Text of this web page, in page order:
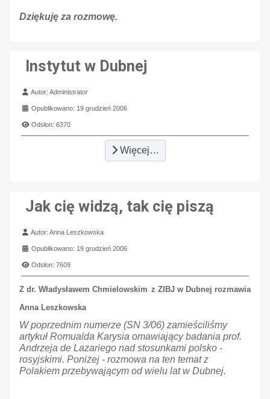
Dziękuję za rozmowę.
Instytut w Dubnej
Szczegóły
Autor:Administrator
Opublikowano: 19 grudzień 2006
Odsłon: 6370
Więcej…
Jak cię widzą, tak cię piszą
Szczegóły
Autor:Anna Leszkowska
Opublikowano: 19 grudzień 2006
Odsłon: 7609
Z dr. Władysławem Chmielowskim z ZIBJ w Dubnej rozmawia
Anna Leszkowska
W poprzednim numerze (SN 3/06) zamieściliśmy
artykuł Romualda Karysia omawiający badania prof.
Andrzeja de Lazariego nad stosunkami polsko -
rosyjskimi. Poniżej - rozmowa na ten temat z
Polakiem przebywającym od wielu lat w Dubnej.